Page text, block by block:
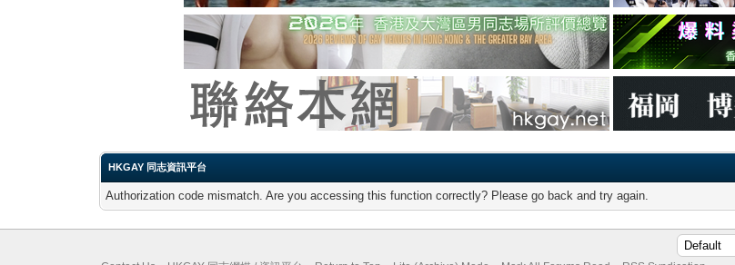
HKGAY 同志資訊平台
Authorization code mismatch. Are you accessing this function correctly? Please go back and try again.